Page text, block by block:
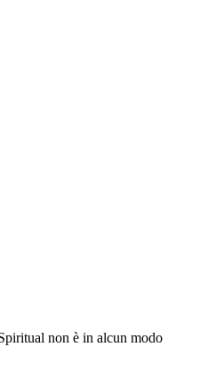
non è in alcun modo